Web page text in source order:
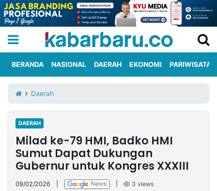
Iklan
Berita
Kami
Nasional
International
Olahraga
Entertainment
Daerah
Pariwisata
Kuliner
Kolom
Network
BERANDA NASIONAL DAERAH EKONOMI PARIWISATA
Daerah
DAERAH
Milad ke-79 HMI, Badko HMI
Sumut Dapat Dukungan
Gubernur untuk Kongres XXXIII
09/02/2026 3 views